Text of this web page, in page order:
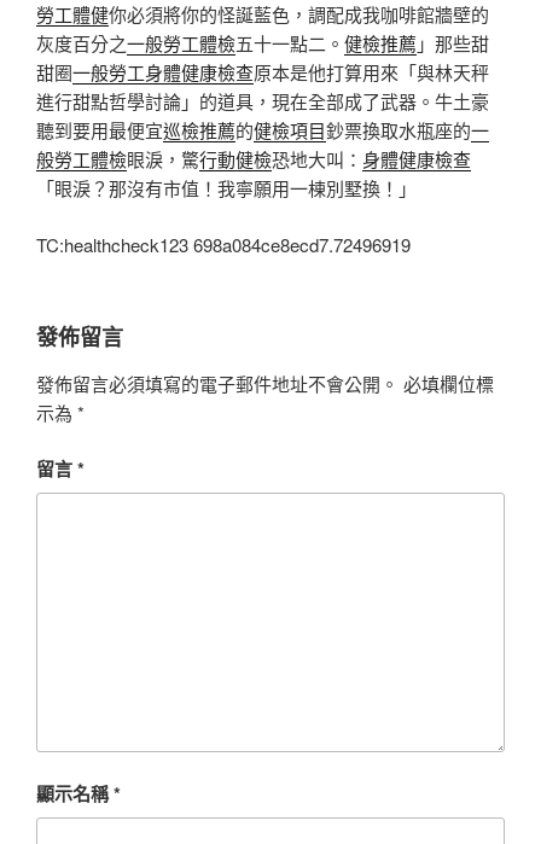
勞工體健你必須將你的怪誕藍色，調配成我咖啡館牆壁的
灰度百分之一般勞工體檢五十一點二。 健檢推薦 」那些甜
甜圈一般勞工身體健康檢查原本是他打算用來「與林天秤
進行甜點哲學討論」的道具，現在全部成了武器。牛土豪
聽到要用最便宜巡檢推薦的健檢項目鈔票換取水瓶座的一
般勞工體檢眼淚，驚行動健檢恐地大叫： 身體健康檢查
「眼淚？那沒有市值！我寧願用一棟別墅換！」
TC:healthcheck123 698a084ce8ecd7.72496919
發佈留言
發佈留言必須填寫的電子郵件地址不會公開。 必填欄位標
示為 *
留言*
顯示名稱*